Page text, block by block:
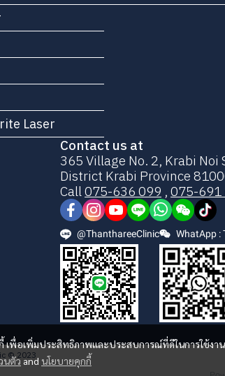
เพื่อเพิ่มประสิทธิภาพและประสบการณ์ที่ดีในการใช้งา
นตัวand นโยบายคุกกี้
Laser
Contact us at
365 Village No. 2, Krabi
District Krabi Province
Call 075-636 099 , 075-691
@ThanthareeClinic WhatApp :
© 2023